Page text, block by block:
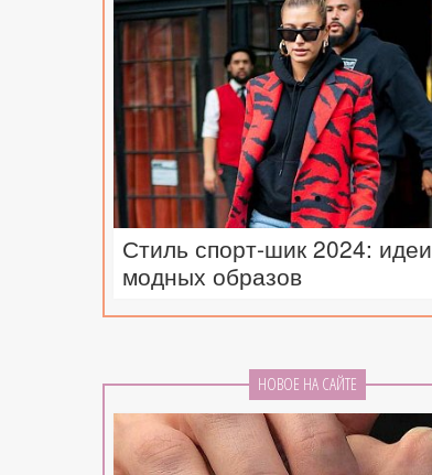
Стиль спорт-шик 2024: идеи
модных образов
НОВОЕ НА САЙТЕ